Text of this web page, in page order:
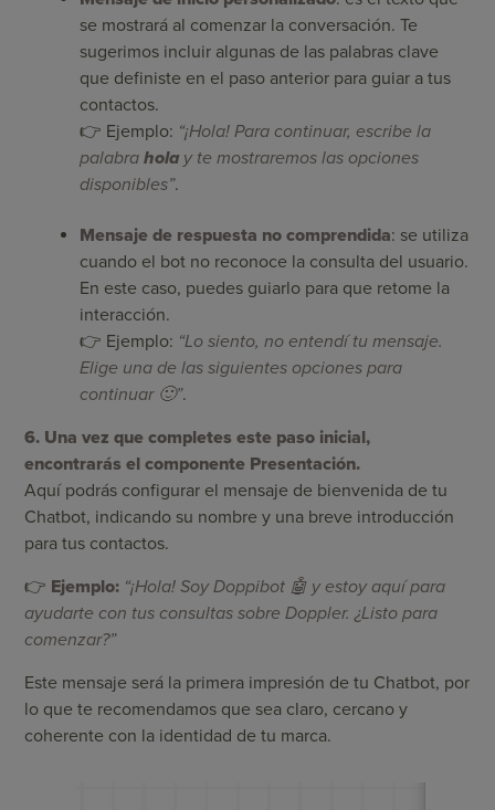
se mostrará al comenzar la conversación. Te
sugerimos incluir algunas de las palabras clave
que definiste en el paso anterior para guiar a tus
contactos.
👉 Ejemplo: “¡Hola! Para continuar, escribe la
palabrahola y te mostraremos las opciones
disponibles”.
Mensaje de respuesta no comprendida: se utiliza
cuando el bot no reconoce la consulta del usuario.
En este caso, puedes guiarlo para que retome la
interacción.
👉 Ejemplo: “Lo siento, no entendí tu mensaje.
Elige una de las siguientes opciones para
continuar 🙂”.
6. Una vez que completes este paso inicial,
encontrarás el componente Presentación.
Aquí podrás configurar el mensaje de bienvenida de tu
Chatbot, indicando su nombre y una breve introducción
para tus contactos.
👉 Ejemplo: “¡Hola! Soy Doppibot 🤖 y estoy aquí para
ayudarte con tus consultas sobre Doppler. ¿Listo para
comenzar?”
Este mensaje será la primera impresión de tu Chatbot, por
lo que te recomendamos que sea claro, cercano y
coherente con la identidad de tu marca.